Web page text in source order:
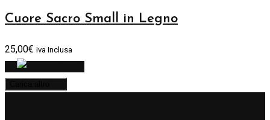
Cuore Sacro Small in Legno
25,00€ Iva Inclusa